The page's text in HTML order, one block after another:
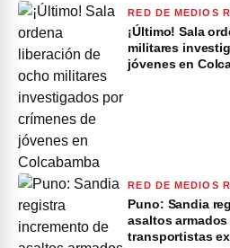
RED DE MEDIOS
¡Último! Sala
militares
jóvenes en
RED DE MEDIOS
Puno: Sandia
asaltos
transportistas